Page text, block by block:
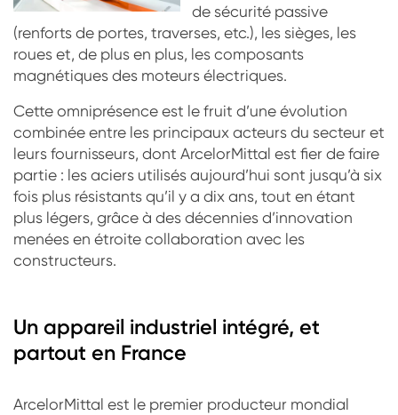
de sécurité passive
(renforts de portes, traverses, etc.), les sièges, les
roues et, de plus en plus, les composants
magnétiques des moteurs électriques.
Cette omniprésence est le fruit d’une évolution
combinée entre les principaux acteurs du secteur et
leurs fournisseurs, dont ArcelorMittal est fier de faire
partie : les aciers utilisés aujourd’hui sont jusqu’à six
fois plus résistants qu’il y a dix ans, tout en étant
plus légers, grâce à des décennies d’innovation
menées en étroite collaboration avec les
constructeurs.
Un appareil industriel intégré, et
partout en France
ArcelorMittal est le premier producteur mondial